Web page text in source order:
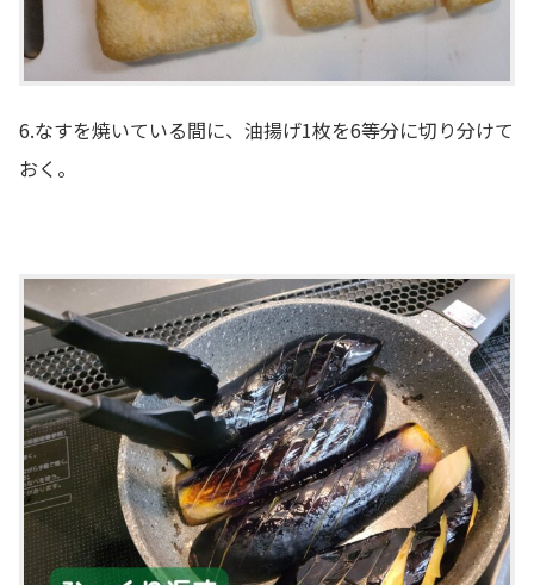
6.なすを焼いている間に、油揚げ1枚を6等分に切り分けて
おく。